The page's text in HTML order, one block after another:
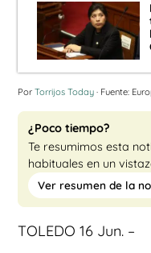
Por Torrijos Today · Fuente:
¿Poco tiempo?
Te resumimos esta
habituales en un
Ver resumen de la
TOLEDO 16 Jun. –